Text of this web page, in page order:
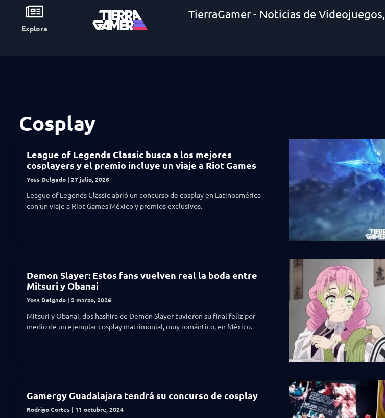
Explora
TierraGamer - Noticias de
Cosplay
League of Legends Classic busca a los mejores
cosplayers y el premio incluye un viaje a Riot Games
Yoss Delgado 27 julio, 2026
League of Legends Classic abrió un concurso de cosplay en Latinoamérica
con un viaje a Riot Games México y premios exclusivos.
Demon Slayer: Estos fans vuelven real la boda entre
Mitsuri y Obanai
Yoss Delgado 2 marzo, 2026
Mitsuri y Obanai, dos hashira de Demon Slayer tuvieron su final feliz por
medio de un ejemplar cosplay matrimonial, muy romántico, en México.
Gamergy Guadalajara tendrá su concurso de cosplay
Rodrigo Cortes 11 octubre, 2024